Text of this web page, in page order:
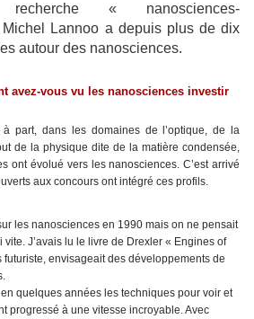
« nanosciences-
Lannoo a depuis plus de dix
autour des nanosciences.
avez-vous vu les nanosciences investir
à part, dans les domaines de l’optique, de la
de la physique dite de la matière condensée,
ont évolué vers les nanosciences. C’est arrivé
aux concours ont intégré ces profils.
les nanosciences en 1990 mais on ne pensait
J’avais lu le livre de Drexler « Engines of
envisageait des développements de
quelques années les techniques pour voir et
progressé à une vitesse incroyable. Avec